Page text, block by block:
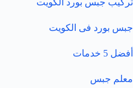
تركيب جبس بورد الكويت
جبس بورد فى الكويت
أفضل 5 خدمات
معلم جبس